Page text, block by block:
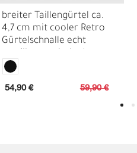
breiter Taillengürtel ca.
4,7 cm mit cooler Retro
Gürtelschnalle echt
59,90 €
54,90 €